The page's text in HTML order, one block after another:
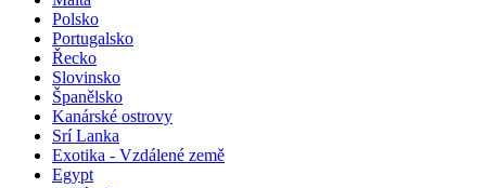
Polsko
Portugalsko
Řecko
Slovinsko
Španělsko
Kanárské ostrovy
Srí Lanka
Exotika - Vzdálené země
Egypt